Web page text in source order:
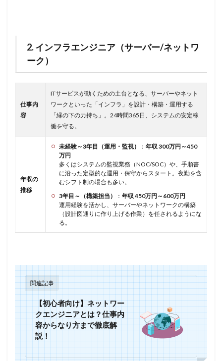
2. インフラエンジニア（サーバー/ネットワ
ーク）
仕事内
容
ITサービスが動くための土台となる、サーバーやネット
ワークといった「インフラ」を設計・構築・運用する
「縁の下の力持ち」。24時間365日、システムの安定稼
働を守る。
年収の
推移
未経験～3年目（運用・監視） ： 年収 300万円～450
万円
多くはシステムの監視業務（NOC/SOC）や、手順書
に沿った定型的な運用・保守からスタート。夜勤を含
むシフト制の場合も多い。
3年目～（構築担当）
： 年収 450万円～600万円
運用経験を活かし、サーバーやネットワークの構築
（設計図通りに作り上げる作業）を任されるようにな
る。
関連記事
【初心者向け】ネットワー
クエンジニアとは？仕事内
容からなり方まで徹底解
説！